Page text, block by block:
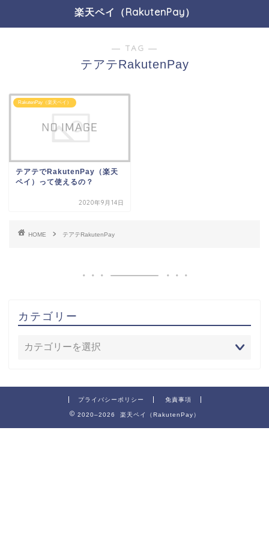
楽天ペイ（RakutenPay）
― TAG ―
テアテRakutenPay
RakutenPay（楽天ペイ）
テアテでRakutenPay（楽天
ペイ）って使えるの？
2020年9月14日
HOME テアテRakutenPay
カテゴリー
プライバシーポリシー 免責事項
2020–2026 楽天ペイ（RakutenPay）